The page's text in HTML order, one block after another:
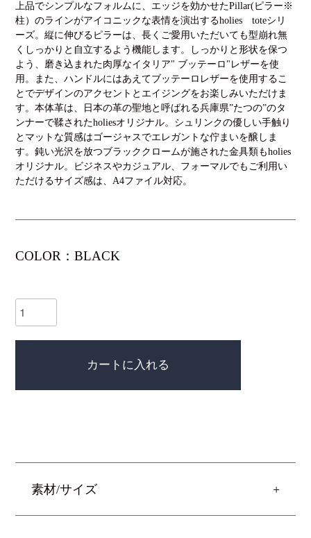
上品でシンプルなフォルムに、エッジを効かせたPillar(ピラー※
柱）のラインがアイコニックな表情を演出するholies toteシリ
ーズ。縦に伸びるピラーは、長くご愛用いただいても型崩れ無
くしっかりと自立するよう機能します。しっかりと形状を保つ
よう、磨き込まれた肉厚なイタリア" ブッテーロ"レザーを使
用。また、ハンドルにはあえてブッテーロレザーを使用するこ
とでデザインのアクセントとエイジングをお楽しみいただけま
す。本体革は、日本の革の聖地と呼ばれる兵庫県”たつの”のタ
ンナーで鞣されたholiesオリジナル。シュリンクの優しい手触り
とマットな質感はゴージャスでエレガントな佇まいを醸しま
す。鈍い光沢を放つブラッククロームが施された金具類もholies
オリジナル。ビジネスやカジュアル、フォーマルでもご利用い
ただけるサイズ感は、A4ファイル対応。
COLOR：BLACK
カートに入れる
素材/サイズ